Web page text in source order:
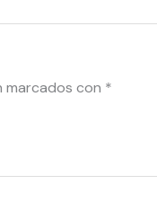
marcados con *